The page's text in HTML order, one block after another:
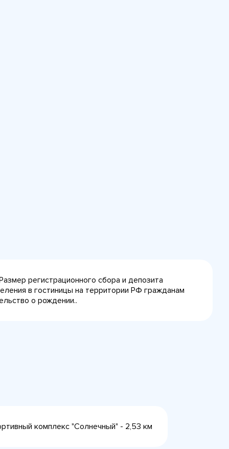
регистрационного сбора и депозита
в гостиницы на территории РФ гражданам
о рождении..
комплекс "Солнечный" - 2,53 км